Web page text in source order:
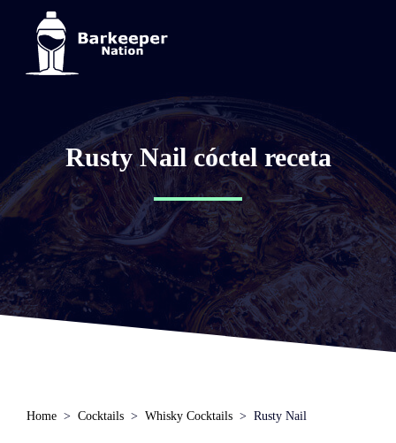
Rusty Nail cóctel receta
Home Cocktails Whisky Cocktails Rusty Nail